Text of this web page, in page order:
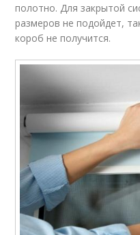
полотно. Для закрытой
размеров не подойдет,
короб не получится.